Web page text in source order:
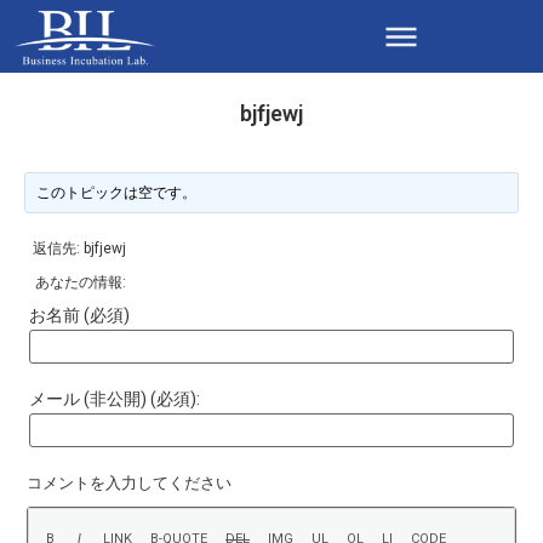
bjfjewj
このトピックは空です。
返信先: bjfjewj
あなたの情報:
お名前 (必須)
メール (非公開) (必須):